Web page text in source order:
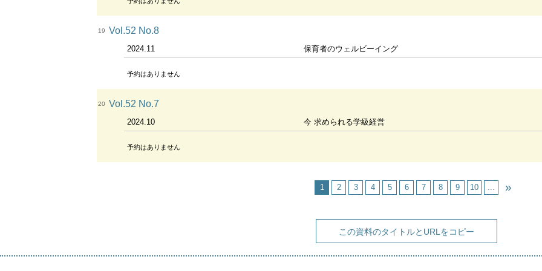
19 Vol.52 No.8
2024.11 保育者のウェルビーイング
予約はありません
20 Vol.52 No.7
2024.10 今 求められる学級経営
予約はありません
1 2 3 4 5 6 7 8 9 10 ...
この資料のタイトルとURLをコピー